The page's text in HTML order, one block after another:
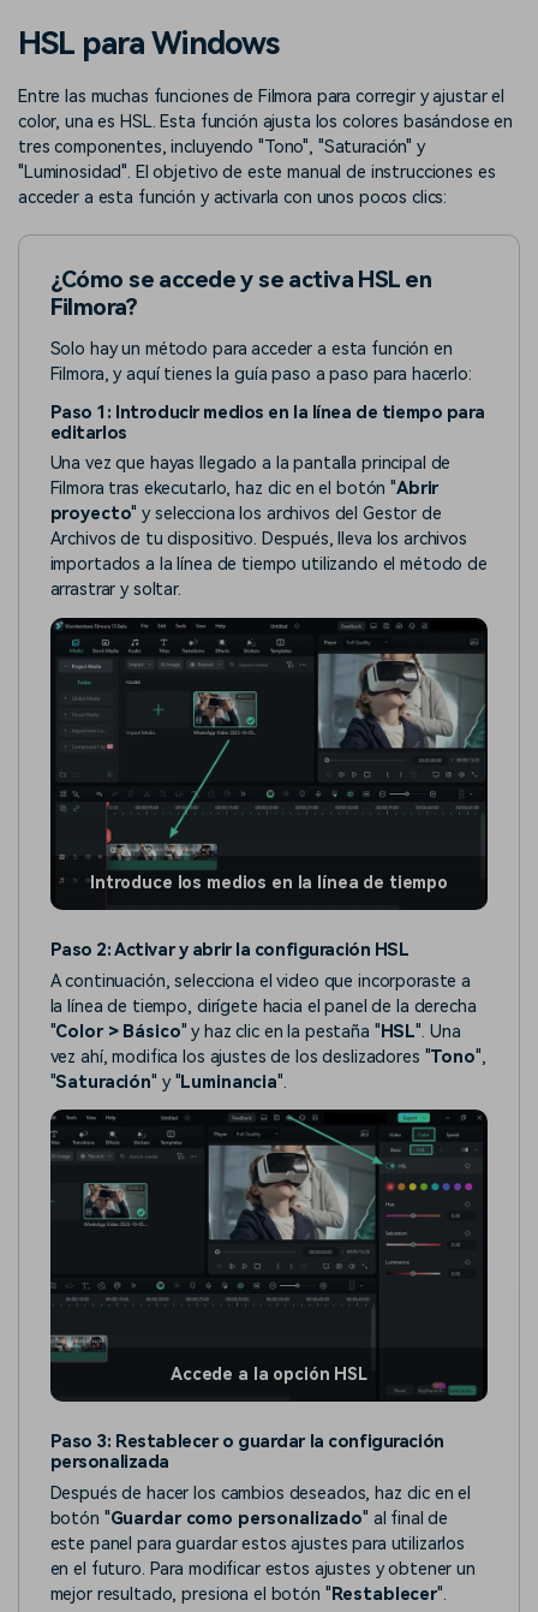
Inspírate con Filmora
usuarios crean con Filmora
trucos, queremos ayudarte a
crecer e inspirar tu próximo
video
Centro de creadores
límites con el Centro de
creadores
Plantillas en español
editables diseñadas para
Comunidad
Contenido destacado
Afíliate
Consigue una afiliación a
Soporte
Conocimiento
HSL para Windows
Entre las muchas funciones de Filmora para corregir y ajustar el
color, una es HSL. Esta función ajusta los colores basándose en
tres componentes, incluyendo "Tono", "Saturación" y
"Luminosidad". El objetivo de este manual de instrucciones es
acceder a esta función y activarla con unos pocos clics:
¿Cómo se accede y se activa HSL en
Filmora?
Solo hay un método para acceder a esta función en
Filmora, y aquí tienes la guía paso a paso para hacerlo:
Paso 1: Introducir medios en la línea de tiempo para
editarlos
Una vez que hayas llegado a la pantalla principal de
Filmora tras ekecutarlo, haz clic en el botón "Abrir
proyecto" y selecciona los archivos del Gestor de
Archivos de tu dispositivo. Después, lleva los archivos
importados a la línea de tiempo utilizando el método de
arrastrar y soltar.
Introduce los medios en la línea de tiempo
Paso 2: Activar y abrir la configuración HSL
A continuación, selecciona el video que incorporaste a
la línea de tiempo, dirígete hacia el panel de la derecha
"Color > Básico" y haz clic en la pestaña " HSL". Una
vez ahí, modifica los ajustes de los deslizadores "Tono",
"Saturación" y "Luminancia".
Accede a la opción HSL
Paso 3: Restablecer o guardar la configuración
personalizada
Después de hacer los cambios deseados, haz clic en el
botón "Guardar como personalizado" al final de
este panel para guardar estos ajustes para utilizarlos
en el futuro. Para modificar estos ajustes y obtener un
mejor resultado, presiona el botón " Restablecer".